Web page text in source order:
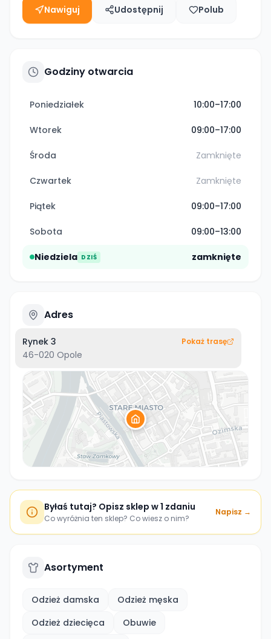
Nawiguj Udostępnij Polub
Godziny otwarcia
Poniedziałek 10:00–17:00
Wtorek 09:00–17:00
Środa Zamknięte
Czwartek Zamknięte
Piątek 09:00–17:00
Sobota 09:00–13:00
Niedziela DZIŚ zamknięte
Adres
Rynek 3
46-020 Opole
Pokaż trasę
Byłaś tutaj? Opisz sklep w 1 zdaniu
Co wyróżnia ten sklep? Co wiesz o nim?
Napisz →
Asortyment
Odzież damska
Odzież męska
Odzież dziecięca
Obuwie